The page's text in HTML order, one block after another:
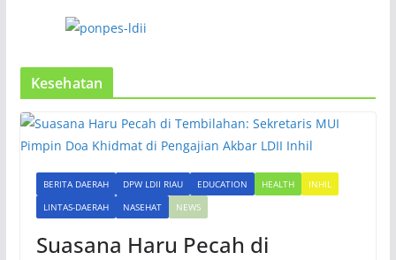
Kesehatan
BERITA DAERAH DPW LDII RIAU EDUCATION HEALTH
INHIL
LINTAS-DAERAH
NASEHAT NEWS
Suasana Haru Pecah di